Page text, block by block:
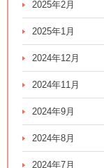
2025年2月
2025年1月
2024年12月
2024年11月
2024年9月
2024年8月
2024年7月